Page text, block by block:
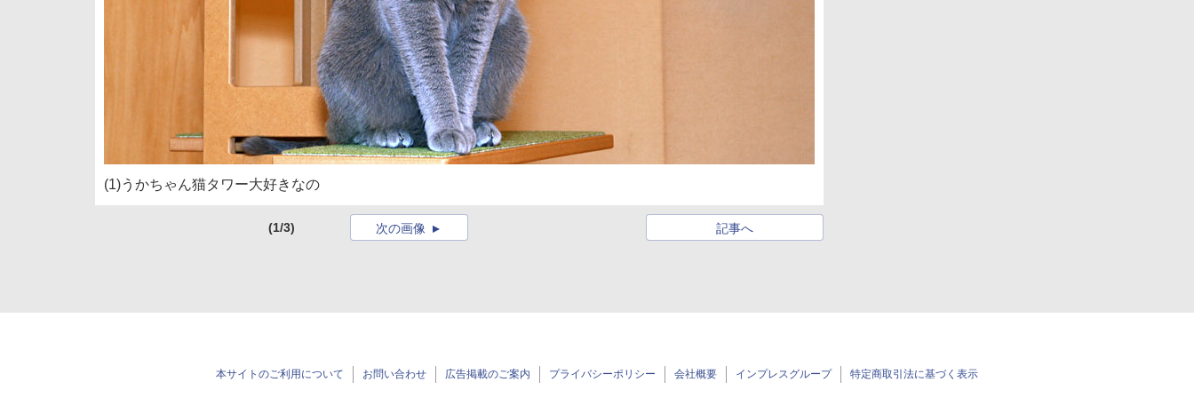
(1)うかちゃん猫タワー大好きなの
(1/3) 記事へ
次の画像
本サイトのご利用について お問い合わせ 広告掲載のご案内 プライバシーポリシー 会社概要 インプレスグループ 特定商取引法に基づく表示